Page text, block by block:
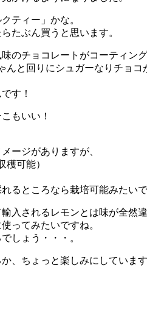
ティー」かな。
たぶん買うと思います。
のチョコレートがコーティング
んと回りにシュガーなりチョコ
す！
もいい！
ージがありますが、
穫可能）
るところなら栽培可能みたいで
入されるレモンとは味が全然違
ってみたいですね。
しょう・・・。
、ちょっと楽しみにしています